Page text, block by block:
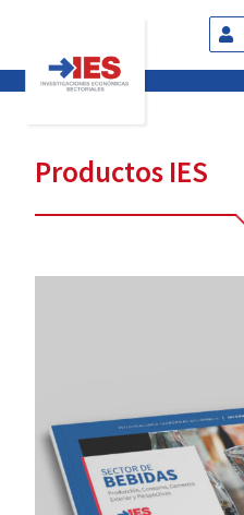
Productos IES